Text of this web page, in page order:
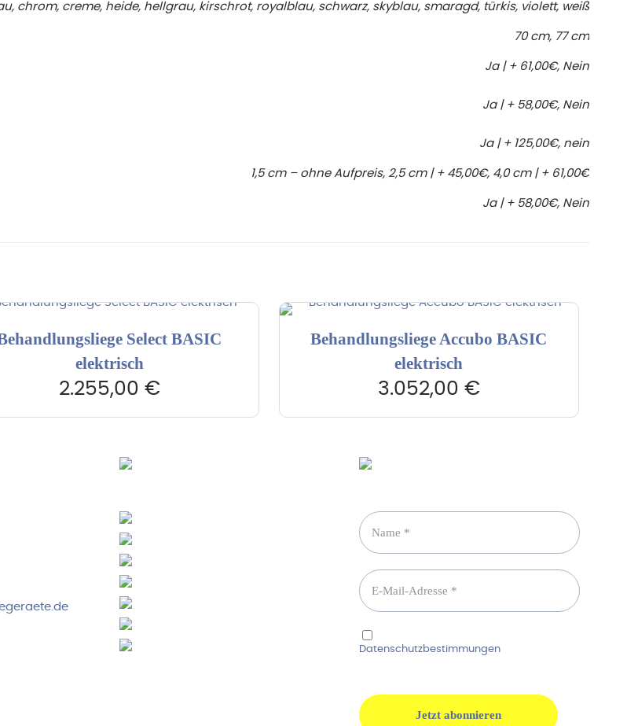
chrom, creme, heide, hellgrau, kirschrot, royalblau, schwarz, skyblau, smaragd, türkis, violett, weiß
70 cm, 77 cm
Ja | + 61,00€, Nein
Ja | + 58,00€, Nein
Ja | + 125,00€, nein
1,5 cm – ohne Aufpreis, 2,5 cm | + 45,00€, 4,0 cm | + 61,00€
Ja | + 58,00€, Nein
Select BASIC
elektrisch
2.255,00 €
Behandlungsliege Accubo BASIC
elektrisch
3.052,00 €
Datenschutzbestimmungen